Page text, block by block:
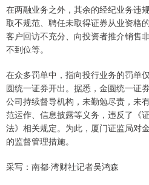
在两融业务之外，其余的经纪业务违
取不规范、聘任未取得证券从业资格
客户回访不充分、向投资者推介销售
不到位等。
在众多罚单中，指向投行业务的罚单
圆统一证券开出。据悉，金圆统一证
公司持续督导机构，未勤勉尽责，未
范运作、信息披露等义务，违反了《
法》相关规定。为此，厦门证监局对
的监督管理措施。
采写：南都·湾财社记者吴鸿森